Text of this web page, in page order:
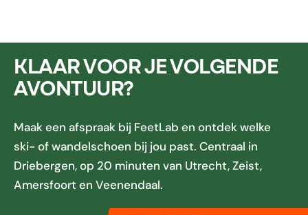
KLAAR VOOR JE VOLGENDE
AVONTUUR?
Maak een afspraak bij FeetLab en ontdek welke
ski- of wandelschoen bij jou past. Centraal in
Driebergen, op 20 minuten van Utrecht, Zeist,
Amersfoort en Veenendaal.